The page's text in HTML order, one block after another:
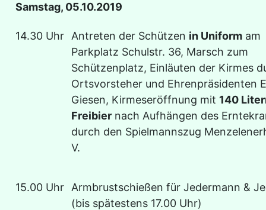
Samstag, 05.10.2019
14.30 Uhr Antreten der Schützen in Uniform am
Parkplatz Schulstr. 36, Marsch zum
Schützenplatz, Einläuten der Kirmes
Ortsvorsteher und Ehrenpräsidenten
Giesen, Kirmeseröffnung mit 140
Freibier nach Aufhängen des
durch den Spielmannszug
V.
15.00 Uhr
Armbrustschießen für Jedermann &
(bis spätestens 17.00 Uhr)